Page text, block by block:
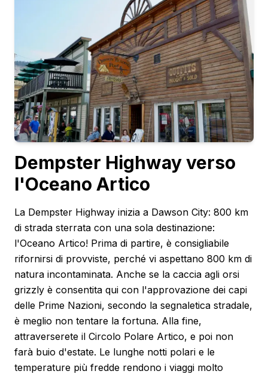
Dempster Highway verso
l'Oceano Artico
La Dempster Highway inizia a Dawson City: 800 km
di strada sterrata con una sola destinazione:
l'Oceano Artico! Prima di partire, è consigliabile
rifornirsi di provviste, perché vi aspettano 800 km di
natura incontaminata. Anche se la caccia agli orsi
grizzly è consentita qui con l'approvazione dei capi
delle Prime Nazioni, secondo la segnaletica stradale,
è meglio non tentare la fortuna. Alla fine,
attraverserete il Circolo Polare Artico, e poi non
farà buio d'estate. Le lunghe notti polari e le
temperature più fredde rendono i viaggi molto